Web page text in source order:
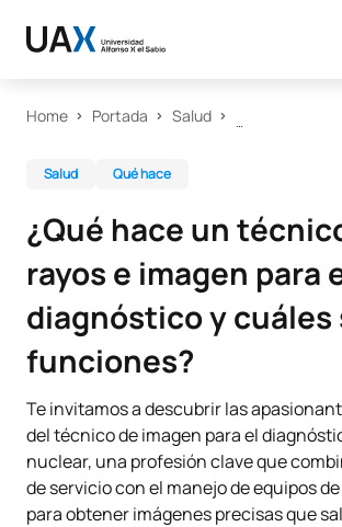
Home Portada Salud
Salud Qué hace
¿Qué hace un
rayos e imagen para
diagnóstico y cuáles
funciones?
Te invitamos a descubrir las
del técnico de imagen para el
nuclear, una profesión clave que
de servicio con el manejo de equipos
para obtener imágenes precisas que